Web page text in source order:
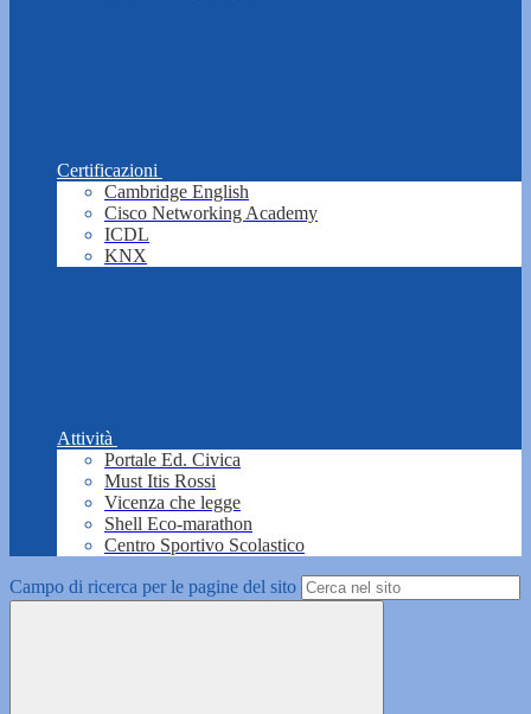
Certificazioni
Cambridge English
Cisco Networking Academy
ICDL
KNX
Attività
Portale Ed. Civica
Must Itis Rossi
Vicenza che legge
Shell Eco-marathon
Centro Sportivo Scolastico
Campo di ricerca per le pagine del sito